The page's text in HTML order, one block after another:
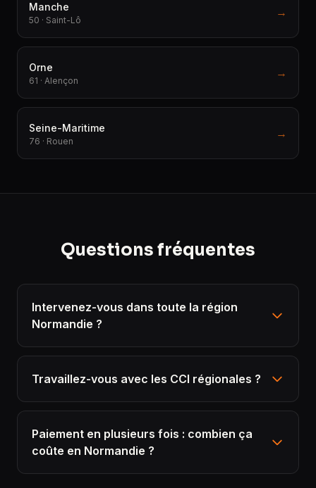
Manche
50 · Saint-Lô
→
Orne
61 · Alençon
→
Seine-Maritime
76 · Rouen
→
Questions fréquentes
Intervenez-vous dans toute la région
Normandie ?
Travaillez-vous avec les CCI régionales ?
Paiement en plusieurs fois : combien ça
coûte en Normandie ?